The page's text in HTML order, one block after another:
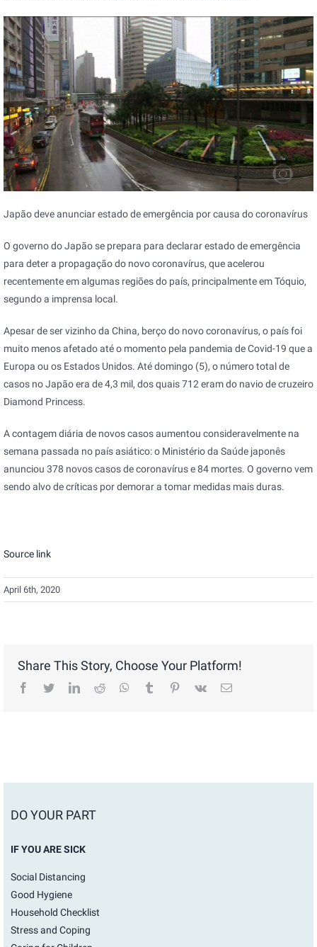
Japão deve anunciar estado de emergência por causa do coronavírus
O governo do Japão se prepara para declarar estado de emergência
para deter a propagação do novo coronavírus, que acelerou
recentemente em algumas regiões do país, principalmente em Tóquio,
segundo a imprensa local.
Apesar de ser vizinho da China, berço do novo coronavírus, o país foi
muito menos afetado até o momento pela pandemia de Covid-19 que a
Europa ou os Estados Unidos. Até domingo (5), o número total de
casos no Japão era de 4,3 mil, dos quais 712 eram do navio de cruzeiro
Diamond Princess.
A contagem diária de novos casos aumentou consideravelmente na
semana passada no país asiático: o Ministério da Saúde japonês
anunciou 378 novos casos de coronavírus e 84 mortes. O governo vem
sendo alvo de críticas por demorar a tomar medidas mais duras.
Source link
April 6th, 2020
Share This Story, Choose Your Platform!
facebook
twitterlinkedinreddit whatsapptumblr pinterest
vk Email
DO YOUR PART
IF YOU ARE SICK
Social Distancing
Good Hygiene
Household Checklist
Stress and Coping